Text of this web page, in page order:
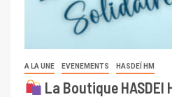
A LA UNE EVENEMENTS HASDEÏ HM
La Boutique HASDEI